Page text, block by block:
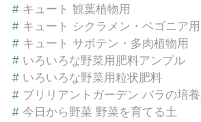
# キュート 観葉植物用
# キュート シクラメン・ベゴニア用
# キュート サボテン・多肉植物用
# いろいろな野菜用肥料アンプル
# いろいろな野菜用粒状肥料
# ブリリアントガーデン バラの培
# 今日から野菜 野菜を育てる土